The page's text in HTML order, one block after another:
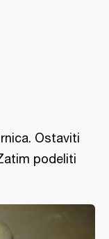
Ostaviti
podeliti